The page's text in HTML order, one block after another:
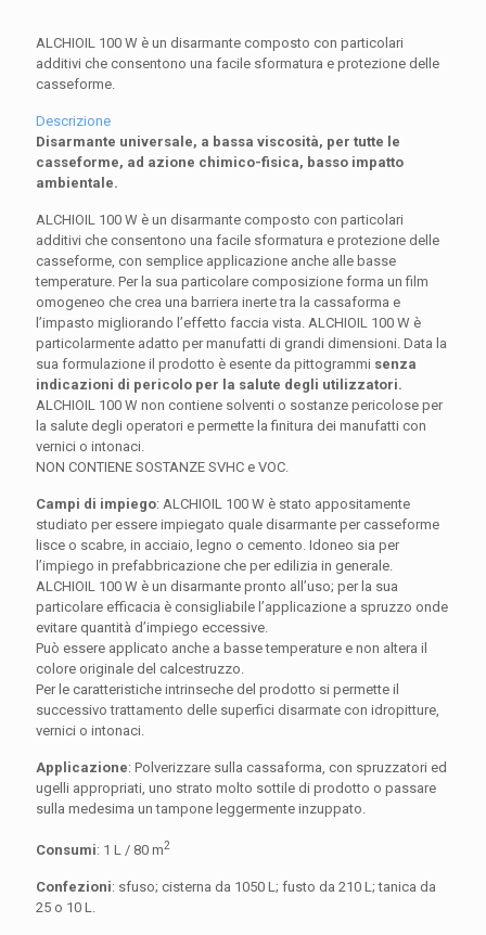
ALCHIOIL 100 W è un disarmante composto con particolari
additivi che consentono una facile sformatura e protezione delle
casseforme.
Descrizione
Disarmante universale, a bassa viscosità, per tutte le
casseforme, ad azione chimico-fisica, basso impatto
ambientale.
ALCHIOIL 100 W è un disarmante composto con particolari
additivi che consentono una facile sformatura e protezione delle
casseforme, con semplice applicazione anche alle basse
temperature. Per la sua particolare composizione forma un film
omogeneo che crea una barriera inerte tra la cassaforma e
l’impasto migliorando l’effetto faccia vista. ALCHIOIL 100 W è
particolarmente adatto per manufatti di grandi dimensioni. Data la
sua formulazione il prodotto è esente da pittogrammi senza
indicazioni di pericolo per la salute degli utilizzatori.
ALCHIOIL 100 W non contiene solventi o sostanze pericolose per
la salute degli operatori e permette la finitura dei manufatti con
vernici o intonaci.
NON CONTIENE SOSTANZE SVHC e VOC.
Campi di impiego: ALCHIOIL 100 W è stato appositamente
studiato per essere impiegato quale disarmante per casseforme
lisce o scabre, in acciaio, legno o cemento. Idoneo sia per
l’impiego in prefabbricazione che per edilizia in generale.
ALCHIOIL 100 W è un disarmante pronto all’uso; per la sua
particolare efficacia è consigliabile l’applicazione a spruzzo onde
evitare quantità d’impiego eccessive.
Può essere applicato anche a basse temperature e non altera il
colore originale del calcestruzzo.
Per le caratteristiche intrinseche del prodotto si permette il
successivo trattamento delle superfici disarmate con idropitture,
vernici o intonaci.
Applicazione: Polverizzare sulla cassaforma, con spruzzatori ed
ugelli appropriati, uno strato molto sottile di prodotto o passare
sulla medesima un tampone leggermente inzuppato.
Consumi: 1 L / 80 m2
Confezioni: sfuso; cisterna da 1050 L; fusto da 210 L; tanica da
25 o 10 L.